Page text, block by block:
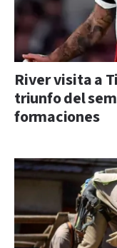
River visita a
triunfo del
formaciones